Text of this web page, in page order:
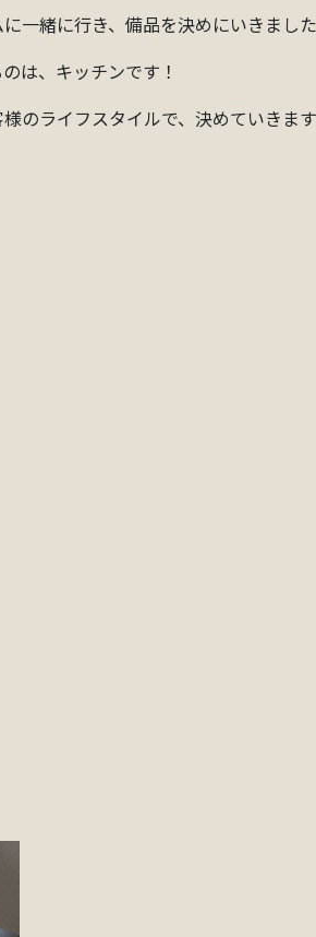
一緒に行き、備品を決めにいきました
は、キッチンです！
のライフスタイルで、決めていきます